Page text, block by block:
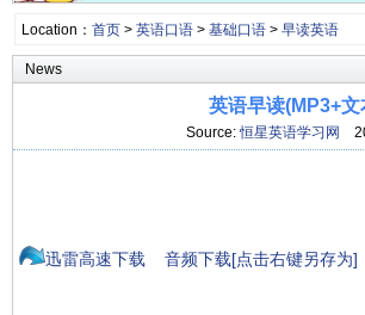
Location： 首页> 英语口语> 基础口语> 早读英语
News
英语早读(MP3+
Source:恒星英语学习网
迅雷高速下载 音频下载[点击右键另存为]